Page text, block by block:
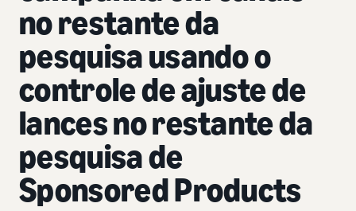
no restante da
pesquisa usando o
controle de ajuste de
lances no restante da
pesquisa de
Sponsored Products